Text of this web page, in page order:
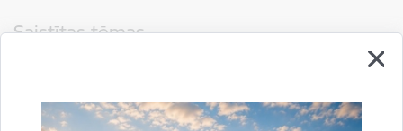
Saistītas tēmas